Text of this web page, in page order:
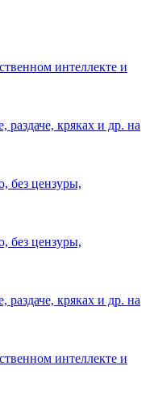
интеллекте и
кряках и др. на
без цензуры,
без цензуры,
кряках и др. на
интеллекте и